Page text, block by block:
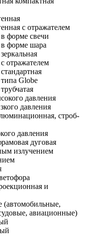
с отражателем
форме свечи
форме шара
отражателем
Globe
давления
давления
строб-
давления
дуговая
излучением
и
авиационные)